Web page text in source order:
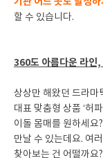
할 수 있습니다.
360도 아름다운 라인,
상상만 해왔던 드라마
대표 맞춤형 상품 ‘허
이돌 몸매를 원하세
만날 수 있는데요. 여
찾아보는 건 어떨까요?